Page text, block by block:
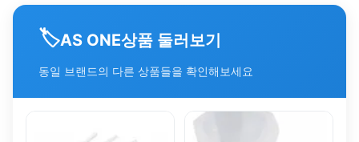
🏷️AS ONE상품 둘러보기
동일 브랜드의 다른 상품들을 확인해보세요